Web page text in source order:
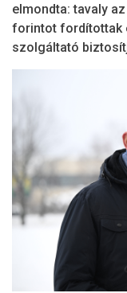
elmondta: tavaly
forintot fordítottak
szolgáltató